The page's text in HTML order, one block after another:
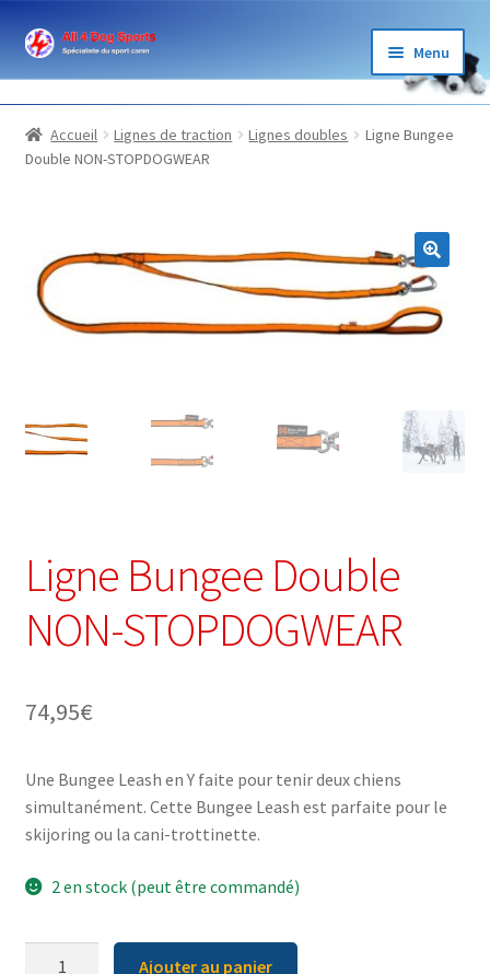
Aller
navigation
Aller
Menu
BOUTIQUE
LOISIRS
SPORTS
Accueil Lignes de traction Lignes doubles
Ligne Bungee
Double NON-STOPDOGWEAR
Ligne Bungee Double
NON-STOPDOGWEAR
74,95€
Une Bungee Leash en Y faite pour tenir deux chiens
simultanément. Cette Bungee Leash est parfaite pour le
skijoring ou la cani-trottinette.
2 en stock (peut être commandé)
Ajouter au panier